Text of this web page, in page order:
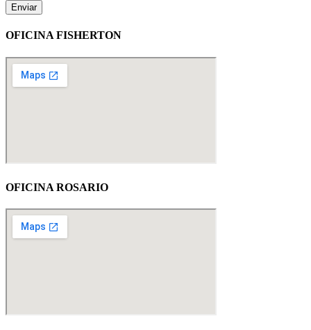
Enviar
OFICINA FISHERTON
OFICINA ROSARIO